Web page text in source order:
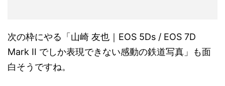
次の枠にやる「山崎 友也｜EOS 5Ds / EOS 7D
Mark II でしか表現できない感動の鉄道写真」も面
白そうですね。